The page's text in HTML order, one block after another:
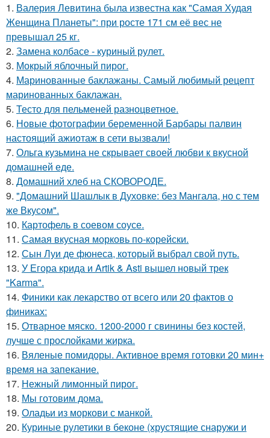
1. Валерия Левитина была известна как "Самая Худая
Женщина Планеты": при росте 171 см её вес не
превышал 25 кг.
2. Замена колбасе - куриный рулет.
3. Мокрый яблочный пирог.
4. Маринованные баклажаны. Самый любимый рецепт
маринованных баклажан.
5. Тесто для пельменей разноцветное.
6. Новые фотографии беременной Барбары палвин
настоящий ажиотаж в сети вызвали!
7. Ольга кузьмина не скрывает своей любви к вкусной
домашней еде.
8. Домашний хлеб на СКОВОРОДЕ.
9. "Домашний Шашлык в Духовке: без Мангала, но с тем
же Вкусом".
10. Картофель в соевом соусе.
11. Самая вкусная морковь по-корейски.
12. Сын Луи де фюнеса, который выбрал свой путь.
13. У Егора крида и Artik & Asti вышел новый трек
"Karma".
14. Финики как лекарство от всего или 20 фактов о
финиках:
15. Отварное мяско. 1200-2000 г свинины без костей,
лучше с прослойками жирка.
16. Вяленые помидоры. Активное время готовки 20 мин+
время на запекание.
17. Нежный лимонный пирог.
18. Мы готовим дома.
19. Оладьи из моркови с манкой.
20. Куриные рулетики в беконе (хрустящие снаружи и